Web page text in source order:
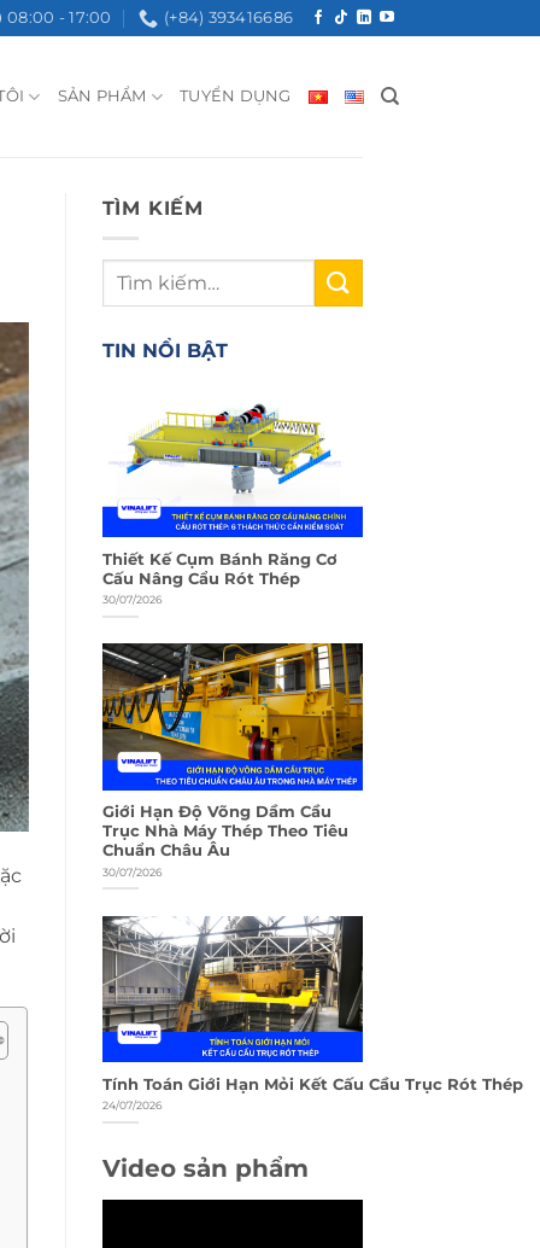
08:00 - 17:00 (+84) 393416686
SẢN PHẨM TUYỂN DỤNG
TÌM KIẾM
TIN NỔI BẬT
Thiết Kế Cụm Bánh Răng Cơ
Cấu Nâng Cẩu Rót Thép
30/07/2026
Giới Hạn Độ Võng Dầm Cầu
Trục Nhà Máy Thép Theo Tiêu
Chuẩn Châu Âu
30/07/2026
Tính Toán Giới Hạn Mỏi Kết Cấu Cầu Trục Rót Thép
24/07/2026
Video sản phẩm